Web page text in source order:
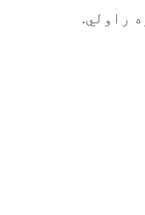
راولي.